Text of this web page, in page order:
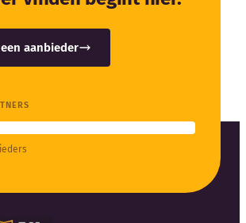
aanbieder